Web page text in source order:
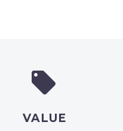


VALUE